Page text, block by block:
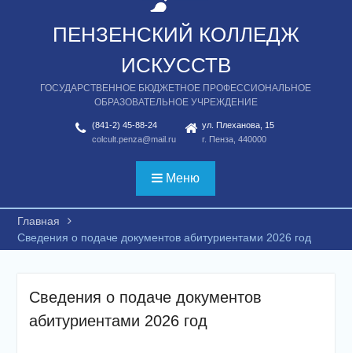
ПЕНЗЕНСКИЙ КОЛЛЕДЖ
ИСКУССТВ
ГОСУДАРСТВЕННОЕ БЮДЖЕТНОЕ ПРОФЕССИОНАЛЬНОЕ
ОБРАЗОВАТЕЛЬНОЕ УЧРЕЖДЕНИЕ
(841-2) 45-88-24
colcult.penza@mail.ru
ул. Плеханова, 15
г. Пенза, 440000
Меню
Главная
Сведения о подаче документов абитуриентами 2026 год
Сведения о подаче документов
абитуриентами 2026 год